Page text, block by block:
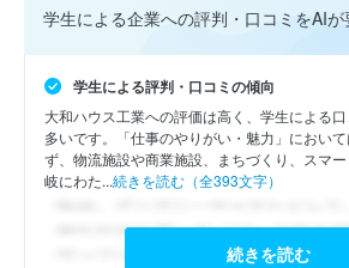
学生による企業への評判・口コミをAIが
学生による評判・口コミの傾向
大和ハウス工業への評価は高く、学生による
多いです。「仕事のやりがい・魅力」におい
ず、物流施設や商業施設、まちづくり、スマ
岐にわた...続きを読む（全393文字）
続きを読む